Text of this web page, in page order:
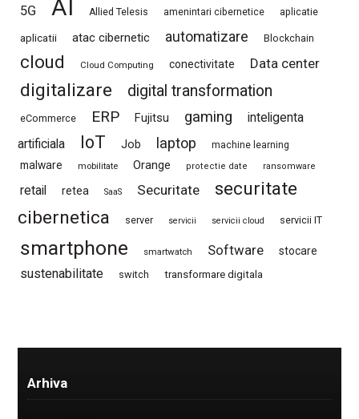
5G AI Allied Telesis amenintari cibernetice aplicatie
aplicatii atac cibernetic automatizare Blockchain
cloud Cloud Computing conectivitate Data center
digitalizare digital transformation
eCommerce ERP Fujitsu gaming
inteligenta
artificiala
IoT Job laptop machine learning
malware mobilitate Orange protectie date ransomware
retail retea SaaS Securitate
securitate
cibernetica
server servicii servicii cloud servicii IT
smartphone smartwatch Software stocare
sustenabilitate switch transformare digitala
Arhiva